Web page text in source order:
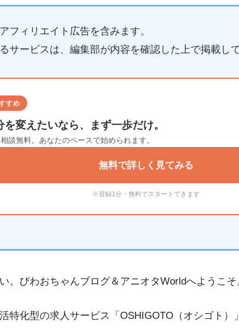
フィリエイト広告を含みます。
サービスは、編集部が内容を確認した上で掲載して
すめ
を変えたいなら、まず一歩だけ。
談無料。あなたのペースで始められます。
無料で詳しく見てみる
※登録1分・無料でスタートできます
。びわおちゃんブログ＆アニオタWorldへようこそ
特化型の求人サービス「OSHIGOTO（オシゴト）